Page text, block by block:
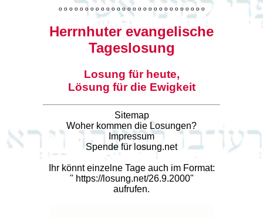
o o o o o o o o o o o o o o o o o o o o o o o o o o o o
Herrnhuter evangelische
Tageslosung
Losung für heute,
Lösung für die Ewigkeit
Sitemap
Woher kommen die Losungen?
Impressum
Spende für losung.net
Ihr könnt einzelne Tage auch im Format:
" https://losung.net/26.9.2000"
aufrufen.